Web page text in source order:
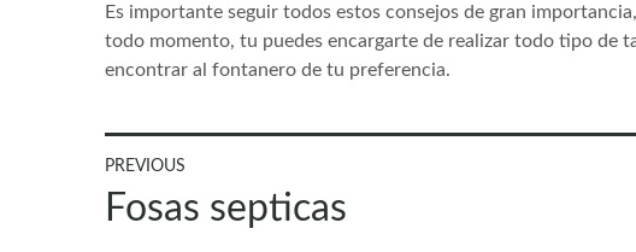
Es importante seguir todos estos consejos de gran
todo momento, tu puedes encargarte de realizar todo tipo de
encontrar al fontanero de tu preferencia.
Navegación
de
PREVIOUS
Previous
post:
Fosas septicas